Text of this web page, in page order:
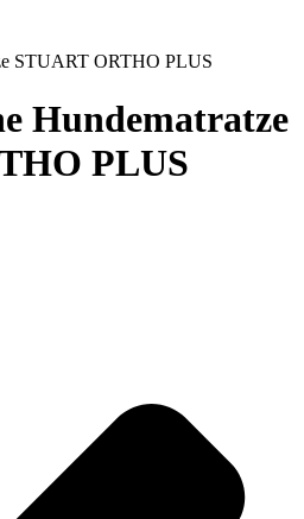
STUART ORTHO PLUS
Hundematratze
PLUS